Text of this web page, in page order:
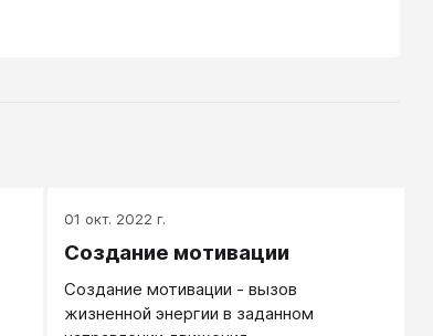
01 окт. 2022 г.
Создание мотивации
Создание мотивации - вызов
жизненной энергии в заданном